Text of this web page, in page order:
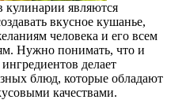
являются
вкусное кушанье,
человека и его всем
Нужно понимать, что и
делает
блюд, которые обладают
качествами.